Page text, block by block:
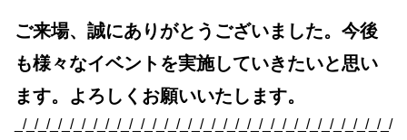
ご来場、誠にありがとうございました。今後
も様々なイベントを実施していきたいと思い
ます。よろしくお願いいたします。
_/_/_/_/_/_/_/_/_/_/_/_/_/_/_/_/_/_/_/_/_/_/_/_/_/_/_/_/_/_/_/_/